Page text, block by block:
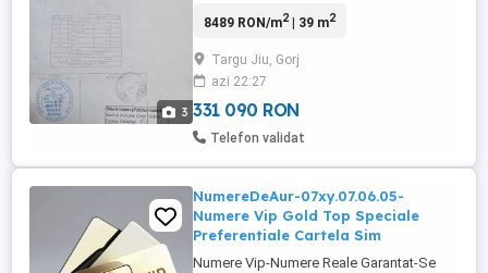
3
schimbata recent. Necesita renovare.
8489 RON/m2| 39 m2
Targu Jiu, Gorj
azi 22:27
331 090 RON
Telefon validat
NumereDeAur-07xy.07.06.05-
Numere Vip Gold Top Speciale
Preferentiale Cartela Sim
Numere Vip-Numere Reale Garantat-Se